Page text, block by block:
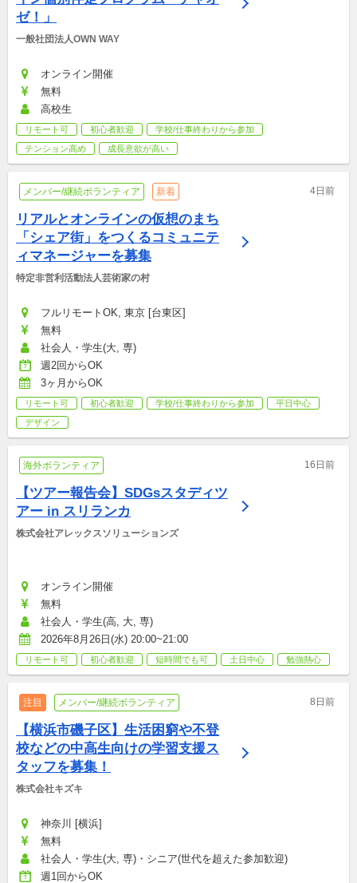
ゼ！」
一般社団法人OWN WAY
オンライン開催
無料
高校生
リモート可 初心者歓迎
学校/仕事終わりから参加
テンション高め
成長意欲が高い
メンバー/継続ボランティア 新着 4日前
リアルとオンラインの仮想のまち
「シェア街」をつくるコミュニテ
ィマネージャーを募集
特定非営利活動法人芸術家の村
フルリモートOK, 東京 [台東区]
無料
社会人・学生(大, 専)
週2回からOK
3ヶ月からOK
リモート可 初心者歓迎 学校/仕事終わりから参加
平日中心
デザイン
海外ボランティア 16日前
【ツアー報告会】SDGsスタディツ
アー in スリランカ
株式会社アレックスソリューションズ
オンライン開催
無料
社会人・学生(高, 大, 専)
2026年8月26日(水) 20:00~21:00
リモート可 初心者歓迎 短時間でも可 土日中心 勉強熱心
注目 メンバー/継続ボランティア 8日前
【横浜市磯子区】生活困窮や不登
校などの中高生向けの学習支援ス
タッフを募集！
株式会社キズキ
神奈川 [横浜]
無料
社会人・学生(大, 専)・シニア(世代を超えた参加歓迎)
週1回からOK